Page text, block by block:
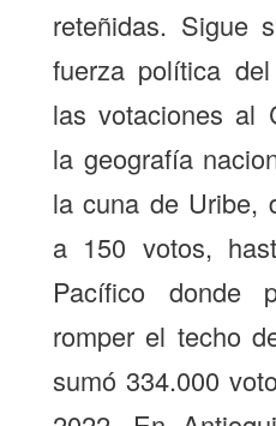
reteñidas. Sigue
fuerza política
las votaciones al
la geografía
la cuna de Uribe,
a 150 votos,
Pacífico donde
romper el techo
sumó 334.000